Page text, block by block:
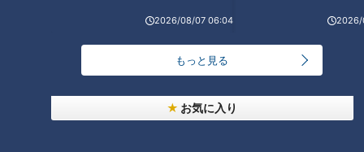
2026/08/07 06:04 2026/
もっと見る
お気に入り
ッグチーズ」の作り方【キユー
ピー３分クッキング】
ヨあえ」の作り方【キユーピー
３分クッキング】
グルメ